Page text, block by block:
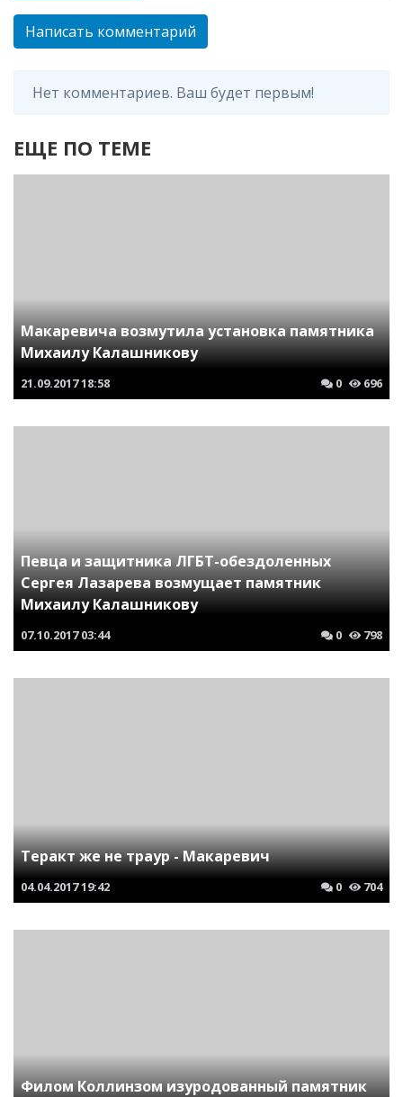
Написать комментарий
Нет комментариев. Ваш будет первым!
ЕЩЕ ПО ТЕМЕ
Макаревича возмутила установка памятника
Михаилу Калашникову
21.09.201718:58 0 696
Певца и защитника ЛГБТ-обездоленных
Сергея Лазарева возмущает памятник
Михаилу Калашникову
07.10.2017 03:44 0 798
Теракт же не траур - Макаревич
04.04.201719:42 0 704
Филом Коллинзом изуродованный памятник